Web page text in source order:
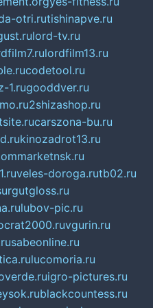
otri.rutishinapve.ru
lord-tv.ru
lordfilm13.ru
codetool.ru
1.rugooddver.ru
2shizashop.ru
carszona-bu.ru
kinozadrot13.ru
veles-doroga.rutb02.ru
lubov-pic.ru
vgurin.ru
sabeonline.ru
lucomoria.ru
igro-pictures.ru
blackcountess.ru